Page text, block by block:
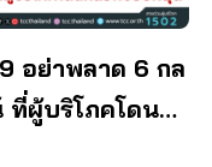
อย่าพลาด 6 กล
ที่ผู้บริโภคโดน